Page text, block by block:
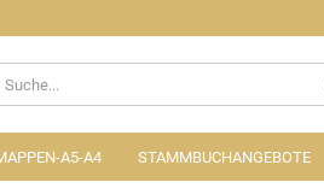
A5-A4 STAMMBUCHANGEBOTE